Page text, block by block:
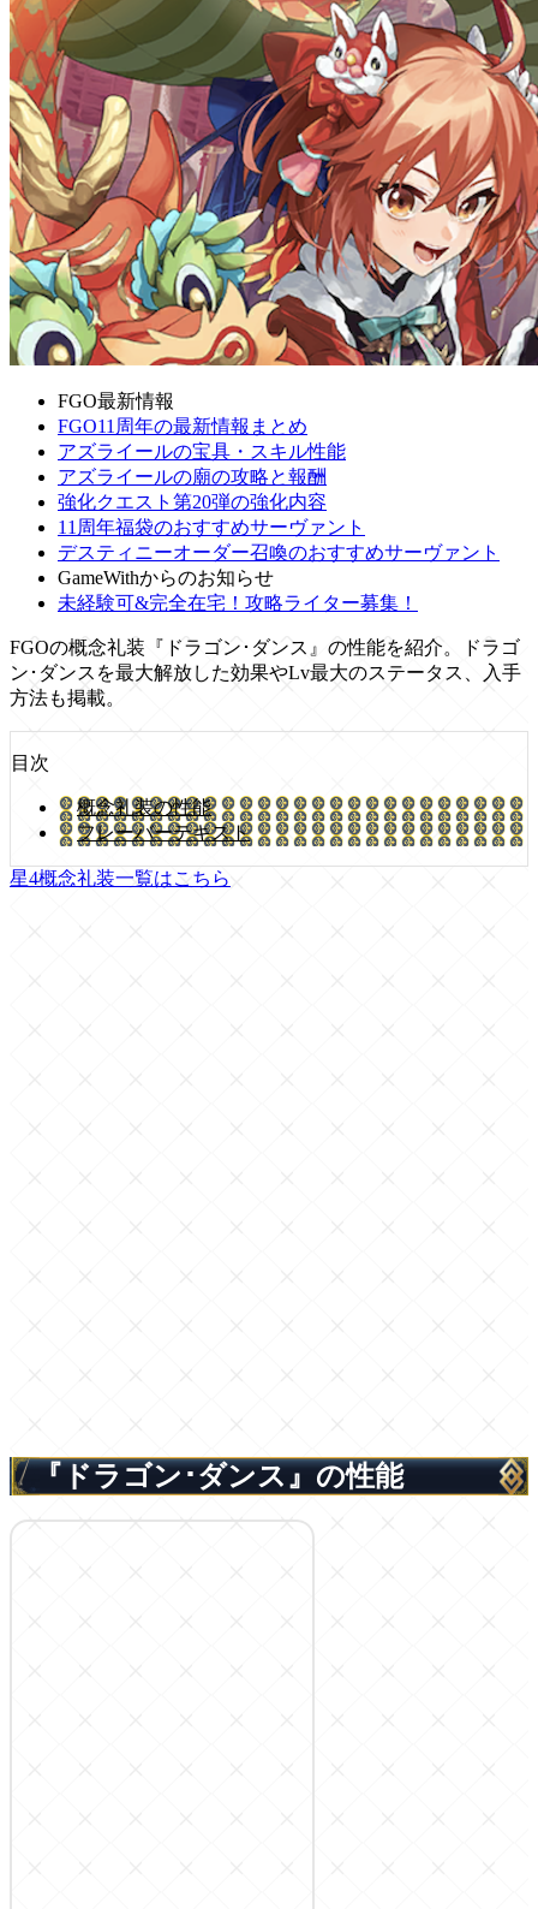
FGO最新情報
FGO11周年の最新情報まとめ
アズライールの宝具・スキル性能
アズライールの廟の攻略と報酬
強化クエスト第20弾の強化内容
11周年福袋のおすすめサーヴァント
デスティニーオーダー召喚のおすすめサーヴァント
GameWithからのお知らせ
未経験可&完全在宅！攻略ライター募集！
FGOの概念礼装『ドラゴン･ダンス』の性能を紹介。ドラゴ
ン･ダンスを最大解放した効果やLv最大のステータス、入手
方法も掲載。
目次
概念礼装の性能
フレーバーテキスト
星4概念礼装一覧はこちら
『ドラゴン･ダンス』の性能